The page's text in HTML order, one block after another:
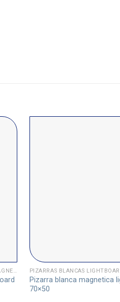
PIZARRAS BLANCAS LIGHTBOARD MAGNETICA
Pizarra blanca magnetica
70×50